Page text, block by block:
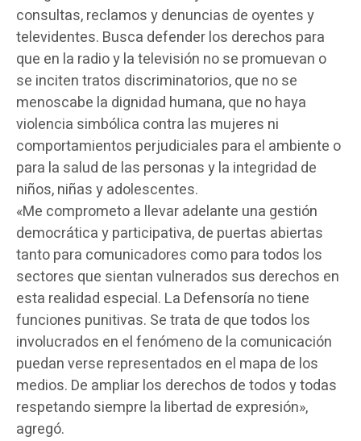
consultas, reclamos y denuncias de oyentes y
televidentes. Busca defender los derechos para
que en la radio y la televisión no se promuevan o
se inciten tratos discriminatorios, que no se
menoscabe la dignidad humana, que no haya
violencia simbólica contra las mujeres ni
comportamientos perjudiciales para el ambiente o
para la salud de las personas y la integridad de
niños, niñas y adolescentes.
«Me comprometo a llevar adelante una gestión
democrática y participativa, de puertas abiertas
tanto para comunicadores como para todos los
sectores que sientan vulnerados sus derechos en
esta realidad especial. La Defensoría no tiene
funciones punitivas. Se trata de que todos los
involucrados en el fenómeno de la comunicación
puedan verse representados en el mapa de los
medios. De ampliar los derechos de todos y todas
respetando siempre la libertad de expresión»,
agregó.